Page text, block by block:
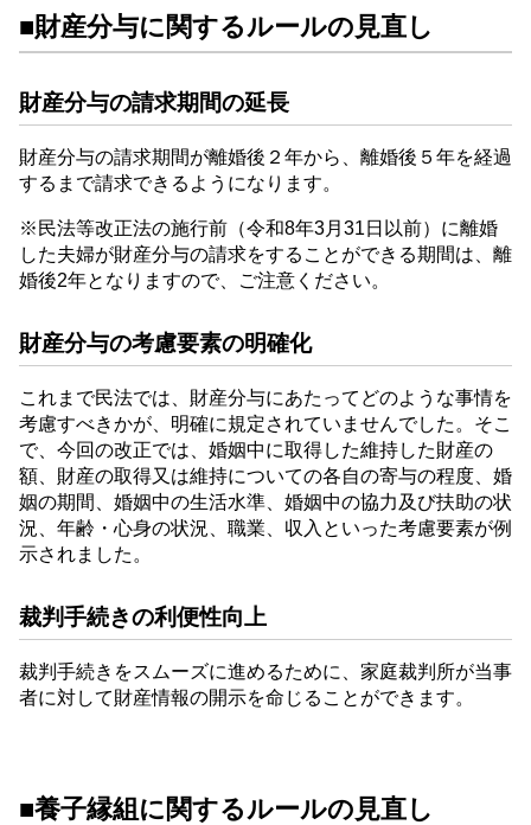
■財産分与に関するルールの見直し
財産分与の請求期間の延長
財産分与の請求期間が離婚後２年から、離婚後５年を経過
するまで請求できるようになります。
※民法等改正法の施行前（令和8年3月31日以前）に離婚
した夫婦が財産分与の請求をすることができる期間は、離
婚後2年となりますので、ご注意ください。
財産分与の考慮要素の明確化
これまで民法では、財産分与にあたってどのような事情を
考慮すべきかが、明確に規定されていませんでした。そこ
で、今回の改正では、婚姻中に取得した維持した財産の
額、財産の取得又は維持についての各自の寄与の程度、婚
姻の期間、婚姻中の生活水準、婚姻中の協力及び扶助の状
況、年齢・心身の状況、職業、収入といった考慮要素が例
示されました。
裁判手続きの利便性向上
裁判手続きをスムーズに進めるために、家庭裁判所が当事
者に対して財産情報の開示を命じることができます。
■養子縁組に関するルールの見直し